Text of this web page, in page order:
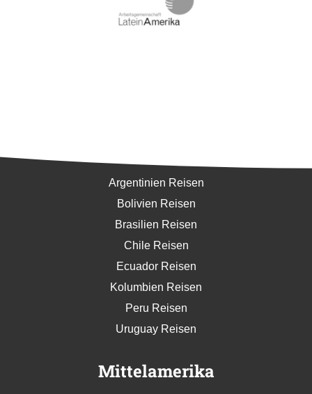
Argentinien Reisen
Bolivien Reisen
Brasilien Reisen
Chile Reisen
Ecuador Reisen
Kolumbien Reisen
Peru Reisen
Uruguay Reisen
Mittelamerika